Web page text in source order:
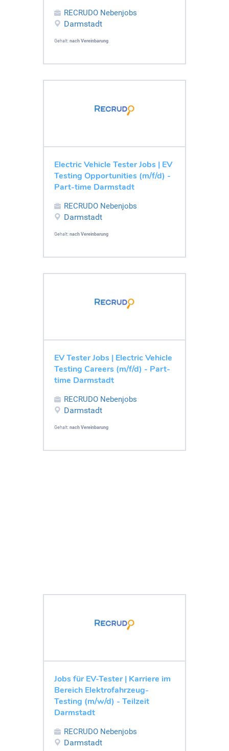
RECRUDO Nebenjobs
Darmstadt
Gehalt: nach Vereinbarung
Electric Vehicle Tester Jobs | EV
Testing Opportunities (m/f/d) -
Part-time Darmstadt
RECRUDO Nebenjobs
Darmstadt
Gehalt: nach Vereinbarung
EV Tester Jobs | Electric Vehicle
Testing Careers (m/f/d) - Part-
time Darmstadt
RECRUDO Nebenjobs
Darmstadt
Gehalt: nach Vereinbarung
Jobs für EV-Tester | Karriere im
Bereich Elektrofahrzeug-
Testing (m/w/d) - Teilzeit
Darmstadt
RECRUDO Nebenjobs
Darmstadt